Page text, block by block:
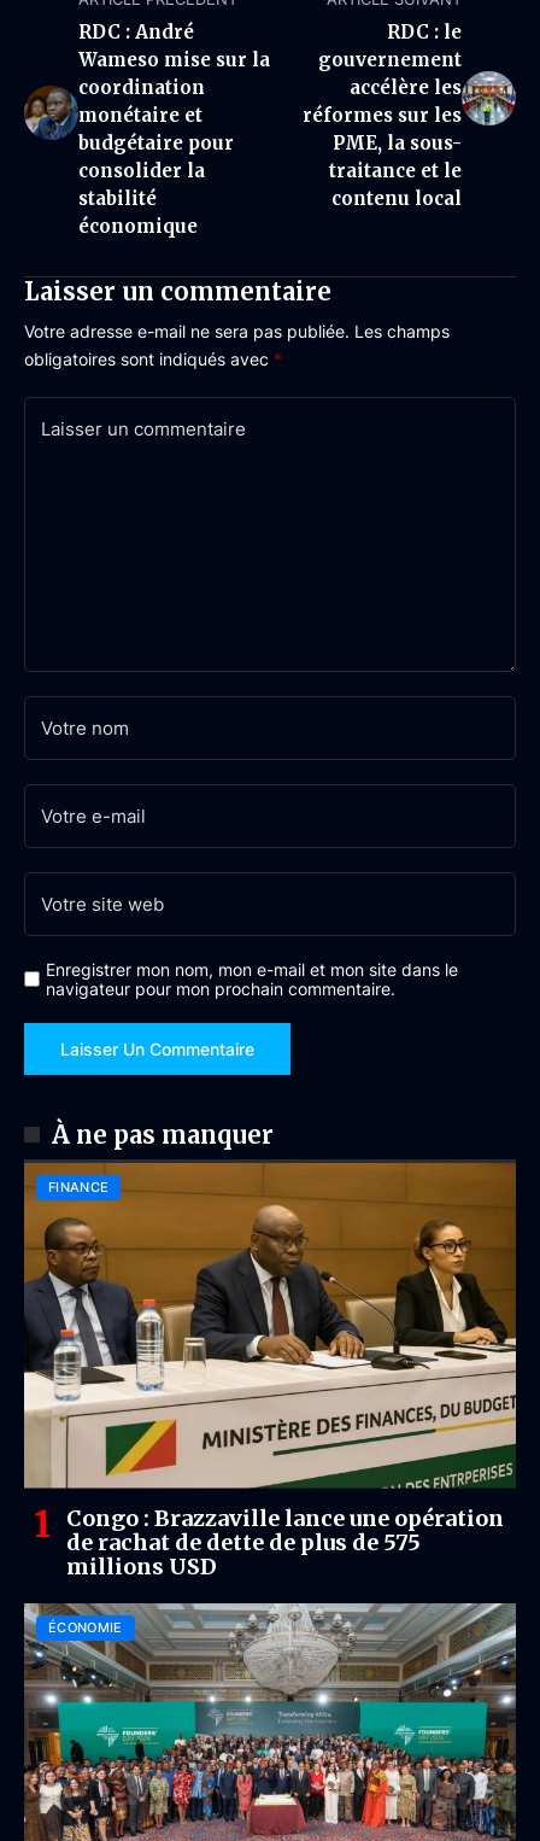
RDC : André
Wameso mise sur la
coordination
monétaire et
budgétaire pour
consolider la
stabilité
économique
RDC : le
gouvernement
accélère les
réformes sur les
PME, la sous-
traitance et le
contenu local
Laisser un commentaire
Votre adresse e-mail ne sera pas publiée. Les champs
obligatoires sont indiqués avec *
Enregistrer mon nom, mon e-mail et mon site dans le
navigateur pour mon prochain commentaire.
À ne pas manquer
FINANCE
Congo : Brazzaville lance une opération
de rachat de dette de plus de 575
millions USD
ÉCONOMIE